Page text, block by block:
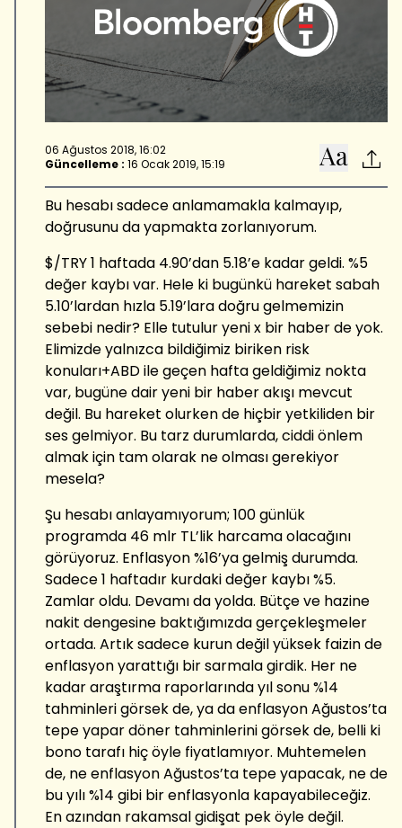
yılından bu yana, eş zamanlı olarak, Bloomberg HT'de
Pazartesi ve Perşembe günleri İlk Söz ve Küresel Piyasalar
programlarında profesyonel yorumcu olarak da yayın
yapmakta ve BloombergHT'de düzenli köşe yazmaktadır.
Aralık 2020 tarihinden itibaren TUSIAD Başekonomistliğine
atanan Altınsaç, aynı zamanda, Sabancı Üniversitesi'nde ve
Özyeğin Üniversitesi'nde, lisans ve yüksek lisansta
okunması", ve "makroekonomik tahmin yöntemleri"
06 Ağustos 2018, 16:02
Güncelleme : 16 Ocak 2019, 15:19
Bu hesabı sadece anlamamakla kalmayıp,
doğrusunu da yapmakta zorlanıyorum.
$/TRY 1 haftada 4.90’dan 5.18’e kadar geldi. %5
değer kaybı var. Hele ki bugünkü hareket sabah
5.10’lardan hızla 5.19’lara doğru gelmemizin
sebebi nedir? Elle tutulur yeni x bir haber de yok.
Elimizde yalnızca bildiğimiz biriken risk
konuları+ABD ile geçen hafta geldiğimiz nokta
var, bugüne dair yeni bir haber akışı mevcut
değil. Bu hareket olurken de hiçbir yetkiliden bir
ses gelmiyor. Bu tarz durumlarda, ciddi önlem
almak için tam olarak ne olması gerekiyor
mesela?
Şu hesabı anlayamıyorum; 100 günlük
programda 46 mlr TL’lik harcama olacağını
görüyoruz. Enflasyon %16’ya gelmiş durumda.
Sadece 1 haftadır kurdaki değer kaybı %5.
Zamlar oldu. Devamı da yolda. Bütçe ve hazine
nakit dengesine baktığımızda gerçekleşmeler
ortada. Artık sadece kurun değil yüksek faizin de
enflasyon yarattığı bir sarmala girdik. Her ne
kadar araştırma raporlarında yıl sonu %14
tahminleri görsek de, ya da enflasyon Ağustos’ta
tepe yapar döner tahminlerini görsek de, belli ki
bono tarafı hiç öyle fiyatlamıyor. Muhtemelen
de, ne enflasyon Ağustos’ta tepe yapacak, ne de
bu yılı %14 gibi bir enflasyonla kapayabileceğiz.
En azından rakamsal gidişat pek öyle değil.